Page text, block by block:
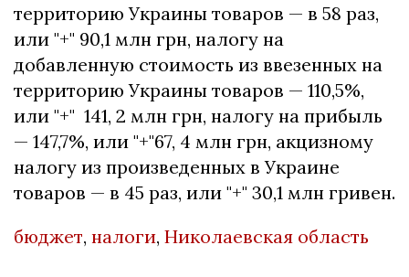
территорию Украины товаров — в 58 раз,
или "+" 90,1 млн грн, налогу на
добавленную стоимость из ввезенных на
территорию Украины товаров — 110,5%,
или "+" 141, 2 млн грн, налогу на прибыль
— 147,7%, или "+"67, 4 млн грн, акцизному
налогу из произведенных в Украине
товаров — в 45 раз, или "+" 30,1 млн гривен.
бюджет, налоги, Николаевская область